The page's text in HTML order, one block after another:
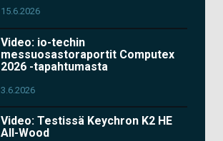
15.6.2026
Video: io-techin
messuosastoraportit Computex
2026 -tapahtumasta
3.6.2026
Video: Testissä Keychron K2 HE
All-Wood